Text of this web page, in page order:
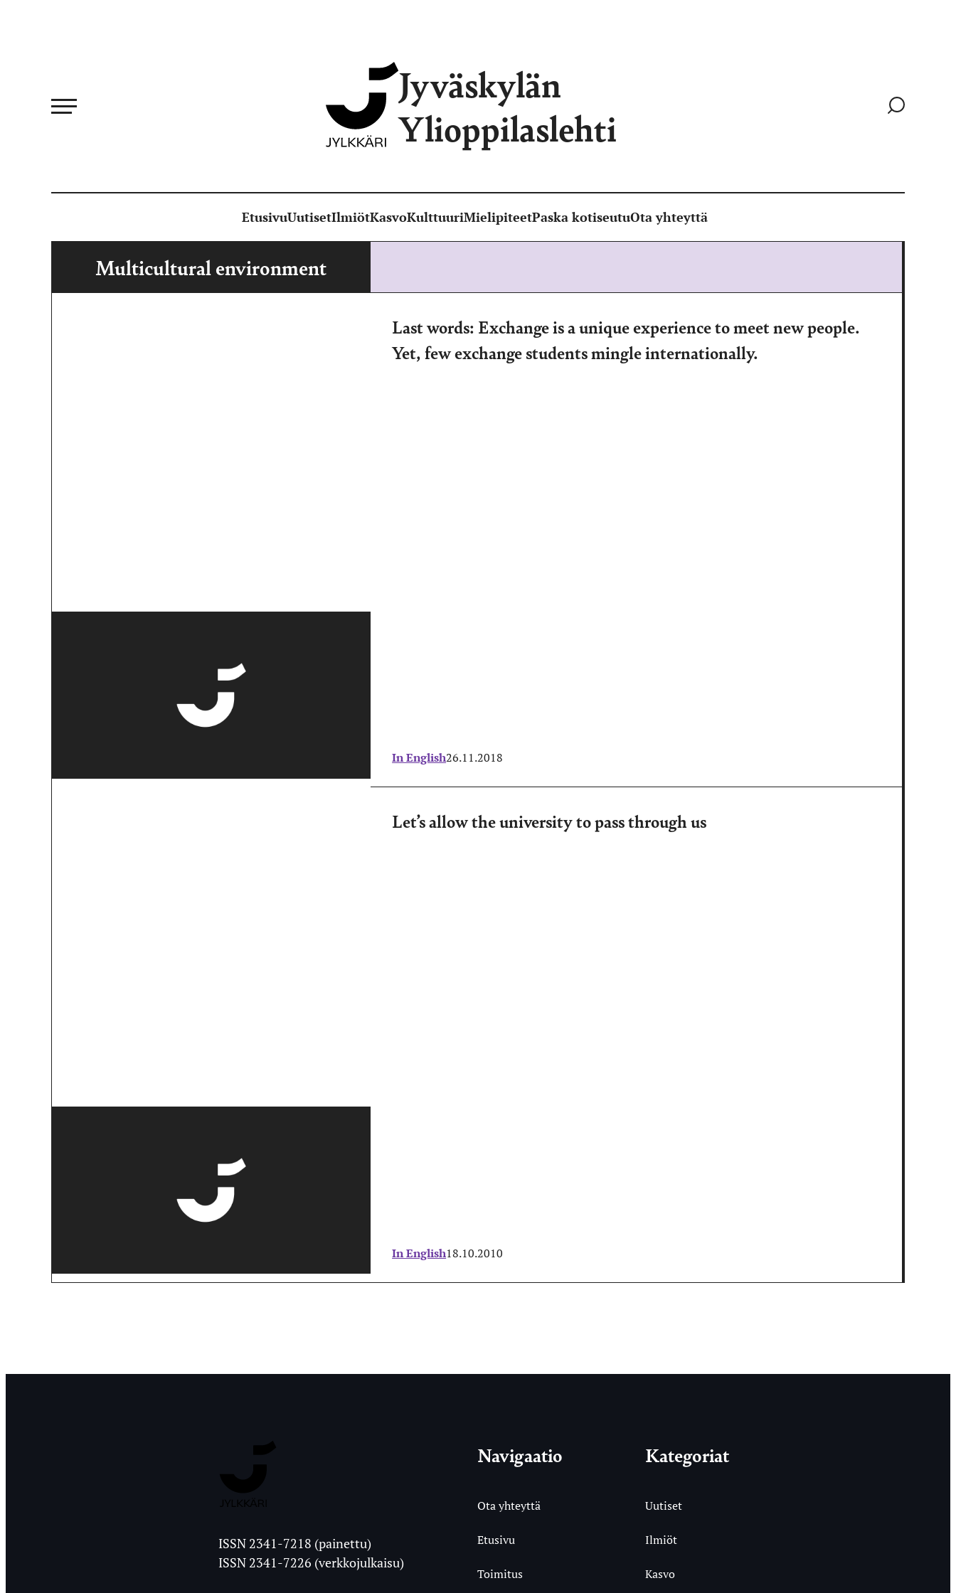
Jyväskylän
Ylioppilaslehti
Siirry
EtusivuUutisetIlmiötKasvoKulttuuriMielipiteetPaska kotiseutuOta yhteyttä
Multicultural environment
Last words: Exchange is a unique experience to meet new people.
Yet, few exchange students mingle internationally.
In English26.11.2018
Let’s allow the university to pass through us
In English18.10.2010
Ylioppilaslehti
ISSN 2341-7218 (painettu)
ISSN 2341-7226 (verkkojulkaisu)
Navigaatio
Ota yhteyttä
Etusivu
Toimitus
Kategoriat
Uutiset
Ilmiöt
Kasvo